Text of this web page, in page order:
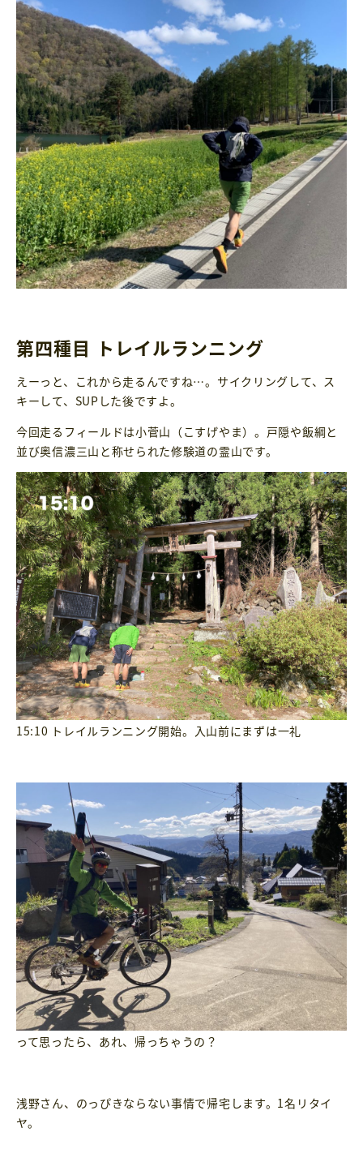
第四種目 トレイルランニング
えーっと、これから走るんですね…。サイクリングして、ス
キーして、SUPした後ですよ。
今回走るフィールドは小菅山（こすげやま）。戸隠や飯綱と
並び奥信濃三山と称せられた修験道の霊山です。
15:10 トレイルランニング開始。入山前にまずは一礼
って思ったら、あれ、帰っちゃうの？
浅野さん、のっぴきならない事情で帰宅します。1名リタイ
ヤ。